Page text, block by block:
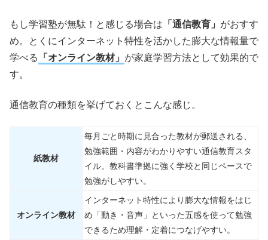
もし学習塾が無駄！と感じる場合は 「通信教育」 がおすす
め。とくにインターネット特性を活かした膨大な情報量で
学べる
「オンライン教材」 が家庭学習方法として効果的で
す。
通信教育の種類を挙げておくとこんな感じ。
紙教材
毎月ごと時期に見合った教材が郵送される、
勉強範囲・内容がわかりやすい通信教育スタ
イル。教科書準拠に強く学校と同じペースで
勉強がしやすい。
オンライン教材
インターネット特性により膨大な情報をはじ
め「動き・音声」といった五感を使って勉強
できるため理解・定着につなげやすい。